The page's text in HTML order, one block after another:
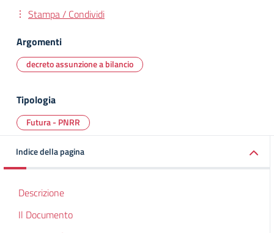
Stampa / Condividi
Argomenti
decreto assunzione a bilancio
Tipologia
Futura - PNRR
Indice della pagina
Descrizione
Il Documento